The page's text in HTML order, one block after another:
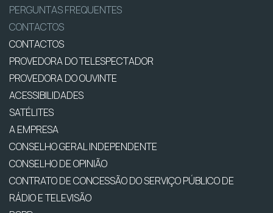
PERGUNTAS FREQUENTES
CONTACTOS
CONTACTOS
PROVEDORA DO TELESPECTADOR
PROVEDORA DO OUVINTE
ACESSIBILIDADES
SATÉLITES
A EMPRESA
CONSELHO GERAL INDEPENDENTE
CONSELHO DE OPINIÃO
CONTRATO DE CONCESSÃO DO SERVIÇO PÚBLICO DE
RÁDIO E TELEVISÃO